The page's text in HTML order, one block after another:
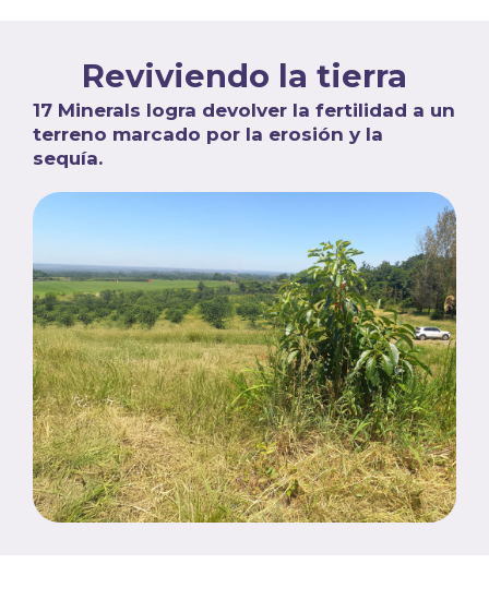
Reviviendo la tierra
17 Minerals logra devolver la fertilidad a un
terreno marcado por la erosión y la
sequía.